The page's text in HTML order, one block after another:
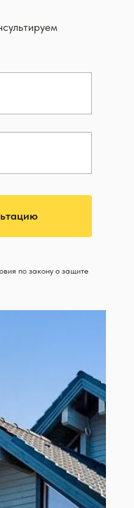
по закону о защите